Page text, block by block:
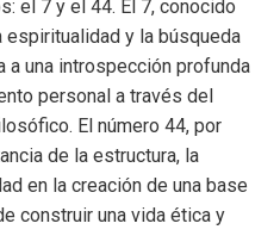
el 7 y el 44. El 7, conocido
y la búsqueda
a una introspección profunda
personal a través del
El número 44, por
de la estructura, la
en la creación de una base
construir una vida ética y